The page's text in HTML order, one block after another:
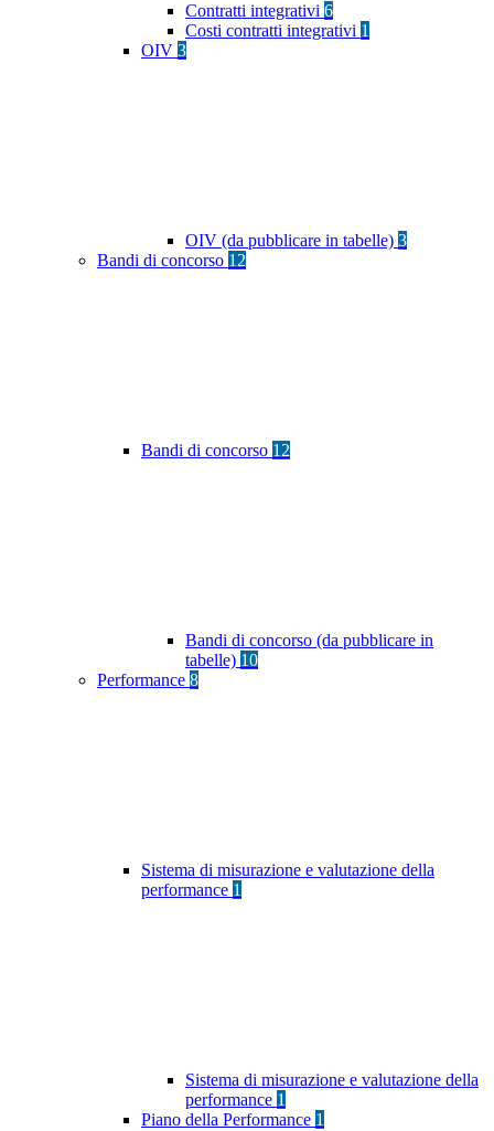
Contratti integrativi 6
Costi contratti integrativi 1
OIV 3
OIV (da pubblicare in tabelle) 3
Bandi di concorso 12
Bandi di concorso 12
Bandi di concorso (da pubblicare in
tabelle) 10
Performance 8
Sistema di misurazione e valutazione della
performance 1
Sistema di misurazione e valutazione della
performance 1
Piano della Performance 1